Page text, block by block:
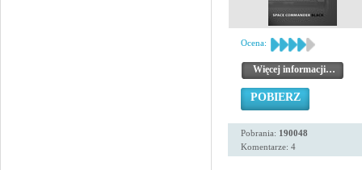
Ocena:
Więcej informacji…
POBIERZ
Pobrania: 190048
Komentarze: 4